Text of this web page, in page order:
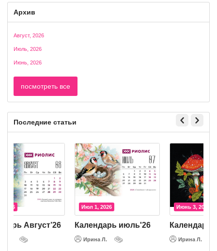
Архив
Август, 2026
Июль, 2026
Июнь, 2026
посмотреть все
Последние статьи
Календарь июль'26 Календарь июнь'26